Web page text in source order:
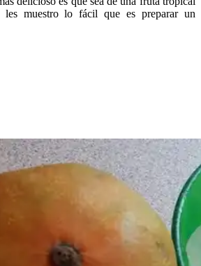
muestro lo fácil que es preparar un